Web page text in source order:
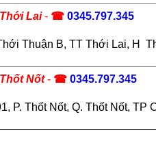
Lai- ☎ 0345.797.345
Thuận B, TT Thới Lai, H
Nốt - ☎ 0345.797.345
P. Thốt Nốt, Q. Thốt Nốt, TP